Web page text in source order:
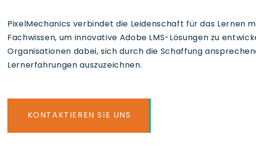
PixelMechanics verbindet die Leidenschaft für das Lernen
Fachwissen, um innovative Adobe LMS-Lösungen zu
Organisationen dabei, sich durch die Schaffung
Lernerfahrungen auszuzeichnen.
KONTAKTIEREN SIE UNS